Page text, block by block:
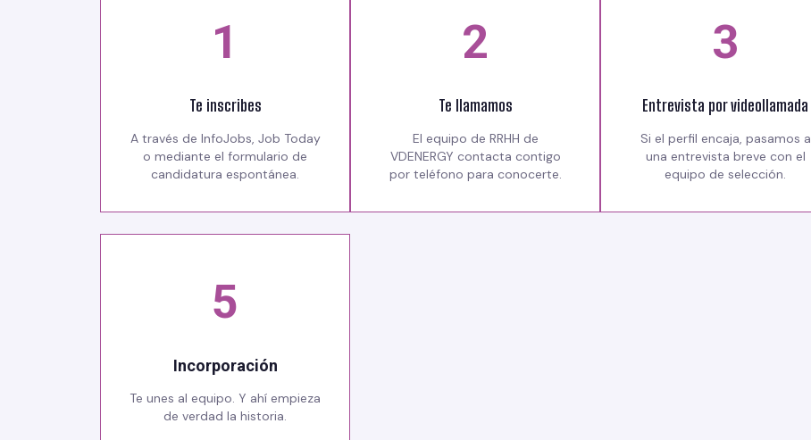
1
Te inscribes
A través de InfoJobs, Job Today
o mediante el formulario de
candidatura espontánea.
2
Te llamamos
El equipo de RRHH de
VDENERGY contacta contigo
por teléfono para conocerte.
3
Entrevista por videollamada
Si el perfil encaja, pasamos a
una entrevista breve con el
equipo de selección.
5
Incorporación
Te unes al equipo. Y ahí empieza
de verdad la historia.